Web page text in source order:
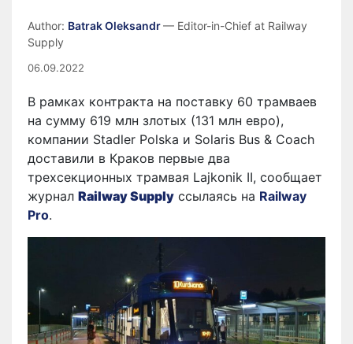
Author: Batrak Oleksandr— Editor-in-Chief at Railway
Supply
06.09.2022
В рамках контракта на поставку 60 трамваев
на сумму 619 млн злотых (131 млн евро),
компании Stadler Polska и Solaris Bus & Coach
доставили в Краков первые два
трехсекционных трамвая Lajkonik II, сообщает
журнал Railway Supply ссылаясь на Railway
Pro.